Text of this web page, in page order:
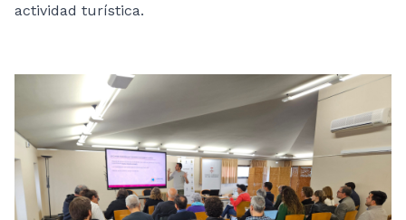
actividad turística.